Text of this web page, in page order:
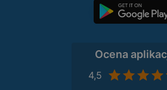
Ocena
4,5